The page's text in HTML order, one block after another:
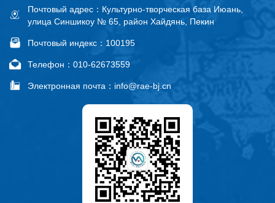
Почтовый адрес：Культурно-творческая база Июань,
улица Синшикоу № 65, район Хайдянь, Пекин
Почтовый индекс：100195
Телефон：010-62673559
Электронная почта：info@rae-bj.cn